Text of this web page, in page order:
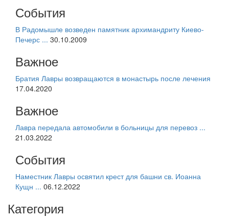
События
В Радомышле возведен памятник архимандриту Киево-
Печерс ... 30.10.2009
Важное
Братия Лавры возвращаются в монастырь после лечения
17.04.2020
Важное
Лавра передала автомобили в больницы для перевоз ...
21.03.2022
События
Наместник Лавры освятил крест для башни св. Иоанна
Кущн ... 06.12.2022
Категория